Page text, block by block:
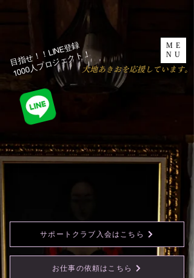
ME
NU
​大地あきおを応援しています。
目指せ！！LINE登録
1000人プロジェクト！​
お仕事の依頼はこちら
サポートクラブ入会はこちら